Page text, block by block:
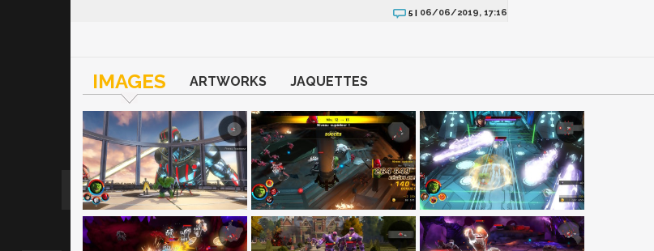
5 | 06/06/2019, 17:16
IMAGES ARTWORKS JAQUETTES